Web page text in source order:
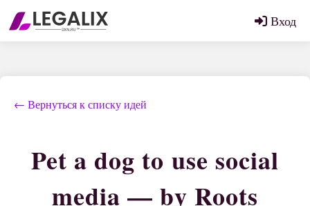
Вход
← Вернуться к списку идей
Pet a dog to use social
media — by Roots